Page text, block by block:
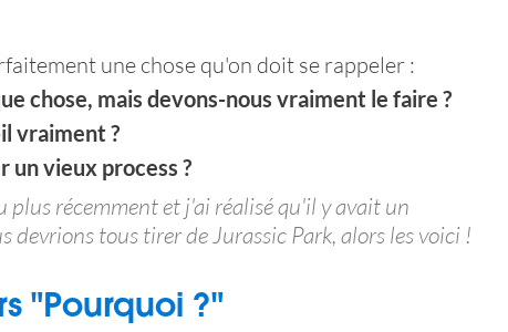
une chose qu'on doit se rappeler :
chose, mais devons-nous vraiment le faire ?
vraiment ?
un vieux process ?
plus récemment et j'ai réalisé qu'il y avait un
devrions tous tirer de Jurassic Park, alors les voici !
"Pourquoi ?"